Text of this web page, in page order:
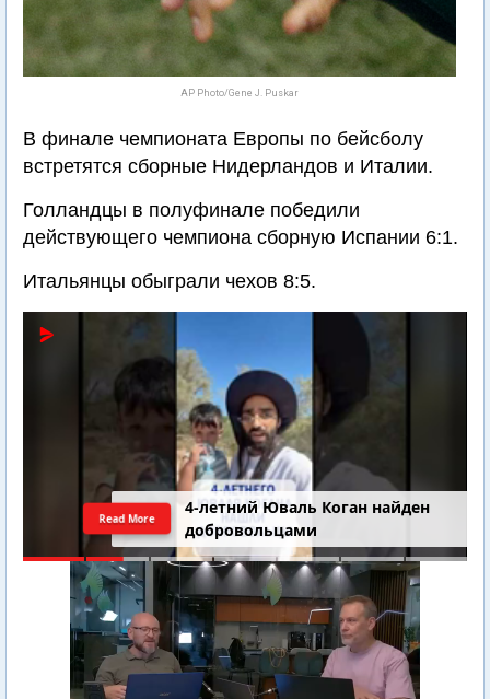
AP Photo/Gene J. Puskar
В финале чемпионата Европы по бейсболу
встретятся сборные Нидерландов и Италии.
Голландцы в полуфинале победили
действующего чемпиона сборную Испании 6:1.
Итальянцы обыграли чехов 8:5.
4-летний Юваль Коган найден
добровольцами
Read More